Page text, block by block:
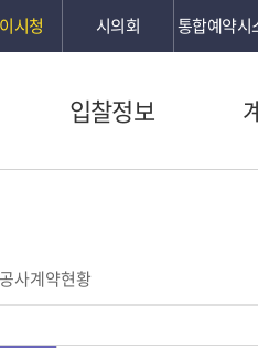
시청 시의회 통합예약시
입찰정보
공사계약현황